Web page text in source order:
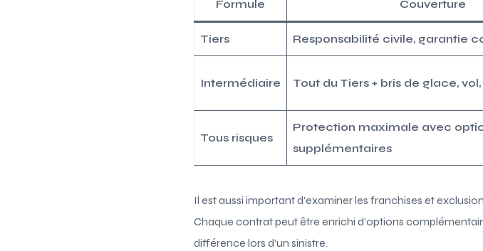
Formule Couverture
Tiers Responsabilité civile, garantie
Intermédiaire Tout du Tiers + bris de glace,
Tous risques
Protection maximale avec
supplémentaires
Il est aussi important d’examiner les franchises et
Chaque contrat peut être enrichi d’options
différence lors d’un sinistre.